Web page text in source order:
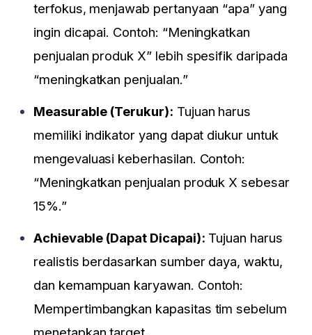
terfokus, menjawab pertanyaan “apa” yang
ingin dicapai. Contoh: “Meningkatkan
penjualan produk X” lebih spesifik daripada
“meningkatkan penjualan.”
Measurable (Terukur): Tujuan harus
memiliki indikator yang dapat diukur untuk
mengevaluasi keberhasilan. Contoh:
“Meningkatkan penjualan produk X sebesar
15%.”
Achievable (Dapat Dicapai): Tujuan harus
realistis berdasarkan sumber daya, waktu,
dan kemampuan karyawan. Contoh:
Mempertimbangkan kapasitas tim sebelum